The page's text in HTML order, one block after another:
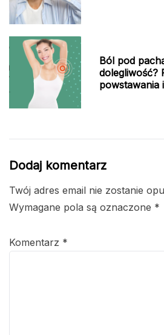
Ból pod
dolegliwość?
powstawania
Dodaj komentarz
Twój adres email nie zostanie
Wymagane pola są oznaczone *
Komentarz *